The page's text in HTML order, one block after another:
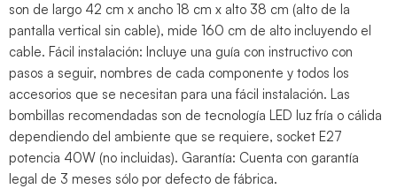
son de largo 42 cm x ancho 18 cm x alto 38 cm (alto de la
pantalla vertical sin cable), mide 160 cm de alto incluyendo el
cable. Fácil instalación: Incluye una guía con instructivo con
pasos a seguir, nombres de cada componente y todos los
accesorios que se necesitan para una fácil instalación. Las
bombillas recomendadas son de tecnología LED luz fría o cálida
dependiendo del ambiente que se requiere, socket E27
potencia 40W (no incluidas). Garantía: Cuenta con garantía
legal de 3 meses sólo por defecto de fábrica.